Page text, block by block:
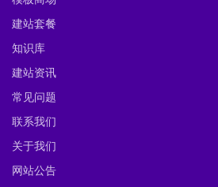
建站套餐
知识库
建站资讯
常见问题
联系我们
关于我们
网站公告